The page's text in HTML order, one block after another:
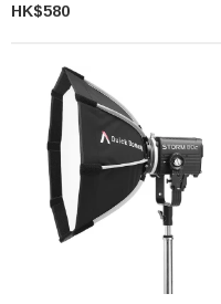
HK$580